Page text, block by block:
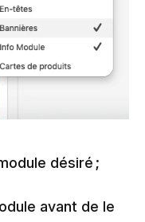
désiré ;
avant de le